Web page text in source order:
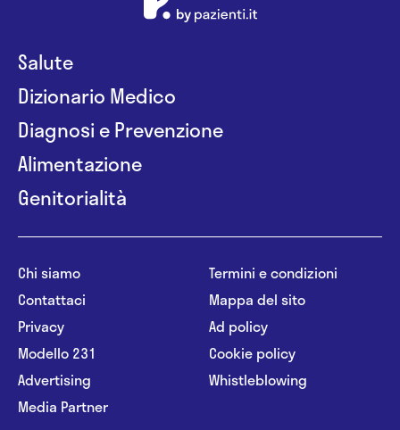
Salute
Dizionario Medico
Diagnosi e Prevenzione
Alimentazione
Genitorialità
Chi siamo
Contattaci
Privacy
Modello 231
Advertising
Media Partner
Termini e condizioni
Mappa del sito
Ad policy
Cookie policy
Whistleblowing